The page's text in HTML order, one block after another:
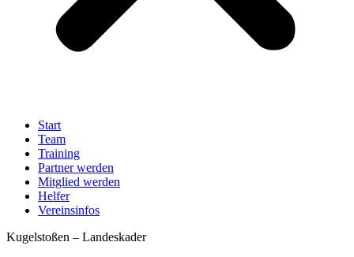
Start
Team
Training
Partner werden
Mitglied werden
Helfer
Vereinsinfos
Kugelstoßen – Landeskader